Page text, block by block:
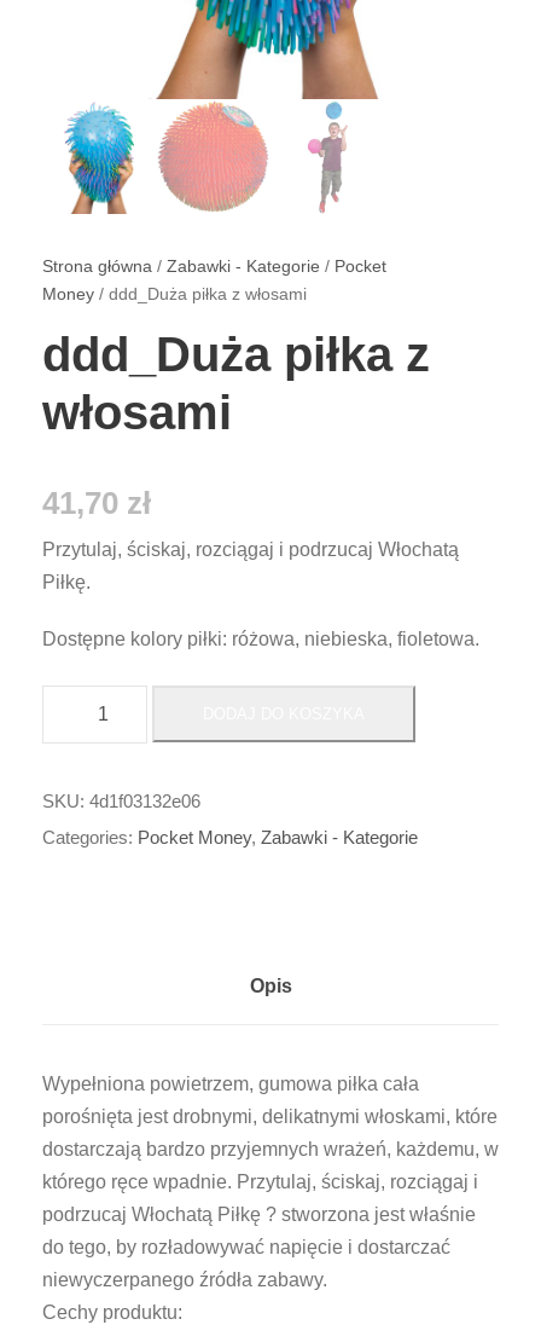
Strona główna / Zabawki - Kategorie / Pocket
Money / ddd_Duża piłka z włosami
ddd_Duża piłka z
włosami
41,70 zł
Przytulaj, ściskaj, rozciągaj i podrzucaj Włochatą
Piłkę.
Dostępne kolory piłki: różowa, niebieska, fioletowa.
ś
ć
a
p
i
ł
k
a
z
w
SKU: 4d1f03132e06
Categories: Pocket Money, Zabawki - Kategorie
Opis
Wypełniona powietrzem, gumowa piłka cała
porośnięta jest drobnymi, delikatnymi włoskami, które
dostarczają bardzo przyjemnych wrażeń, każdemu, w
którego ręce wpadnie. Przytulaj, ściskaj, rozciągaj i
podrzucaj Włochatą Piłkę ? stworzona jest właśnie
do tego, by rozładowywać napięcie i dostarczać
niewyczerpanego źródła zabawy.
Cechy produktu: